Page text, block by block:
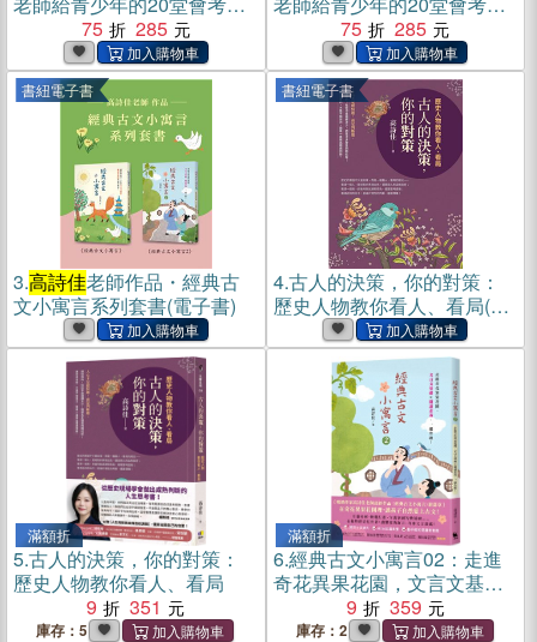
文閱讀與SEL成長課(電子書)
75 285
文閱讀與SEL成長課(電子書)
75 285
書紐電子書
3.高詩佳老師作品・經典古
文小寓言系列套書(電子書)
書紐電子書
4.古人的決策，你的對策：
歷史人物教你看人、看局(電
滿額折
5.古人的決策，你的對策：
歷史人物教你看人、看局
9
351
庫存：5
滿額折
6.經典古文小寓言02：走進
奇花異果花園，文言文基礎×
閱讀素養，一起升級！
9 359
庫存：2